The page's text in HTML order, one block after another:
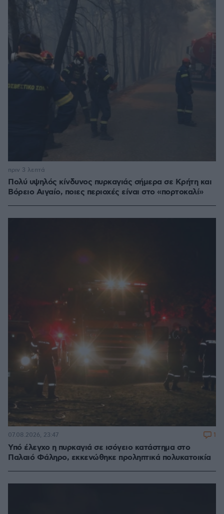
Πολύ υψηλός κίνδυνος πυρκαγιάς σήμερα σε Κρήτη και
Βόρειο Αιγαίο, ποιες περιοχές είναι στο «πορτοκαλί»
πριν 3 λεπτά
Υπό έλεγχο η πυρκαγιά σε ισόγειο κατάστημα στο
Παλαιό Φάληρο, εκκενώθηκε προληπτικά πολυκατοικία
07.08.2026, 23:47 1